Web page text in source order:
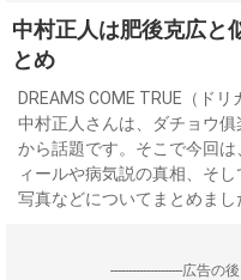
中村正人は肥後克広と
とめ
DREAMS COME TRUE（ド
中村正人さんは、ダチョウ
から話題です。そこで今回
ィールや病気説の真相、そ
写真などについてまとめまし
--------------------広告の